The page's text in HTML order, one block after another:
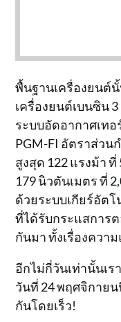
พื้นฐานเครื่องยนต์นั้
เครื่องยนต์เบนซิน 3
ระบบอัดอากาศเท
PGM-FI อัตราส่วน
สูงสุด 122 แรงม้า
179 นิวตันเมตร ที่
ด้วยระบบเกียร์อัตโ
ที่ได้รับกระแสการ
กันมา ทั้งเรื่องควา
อีกไม่กี่วันเท่านั้นเ
วันที่ 24 พฤศจิกาย
กันโดยเร็ว!